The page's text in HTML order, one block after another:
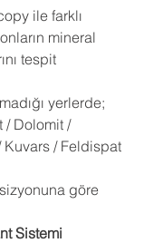
ile farklı
mineral
tespit
yerlerde;
/ Dolomit /
Kuvars / Feldispat
göre
Sistemi